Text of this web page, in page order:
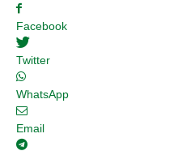
Facebook
Twitter
WhatsApp
Email